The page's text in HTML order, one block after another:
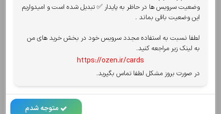
قابل پرداخت: 390,000تومان
پرداخت از درگاه
بلوبانک
وضعیت سرویس ها در حاظر به پایدار ✅ تبدیل شده است و امیدواریم
این وضعیت باقی بماند .
لطفا نسبت به استفاده مجدد سرویس خود در بخش خرید های من
به لینک زیر مراجعه کنید.
https://ozen.ir/cards
در صورت بروز مشکل لطفا تماس بگیرید.
متوجه شدم